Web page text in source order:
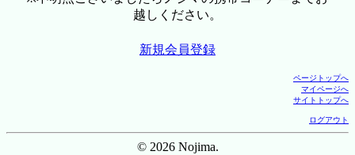
越しください。
新規会員登録
ページトップへ
マイページへ
サイトトップへ
ログアウト
© 2026 Nojima.